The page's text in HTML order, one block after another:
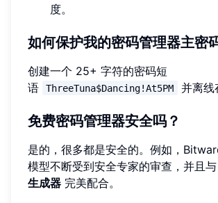
度。
如何保护我的密码管理器主密
创建一个 25+ 字符的密码短
语
ThreeTuna$Dancing!At5PM 并离线
免费密码管理器安全吗？
是的，很多都是安全的。例如，
模型不断受到安全专家的审查，并且与
生成器 完美配合。